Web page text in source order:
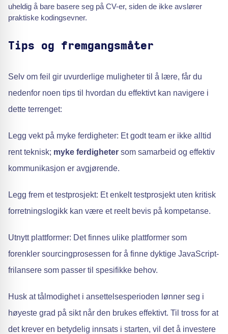
uheldig å bare basere seg på CV-er, siden de ikke avslører
praktiske kodingsevner.
Tips og fremgangsmåter
Selv om feil gir uvurderlige muligheter til å lære, får du
nedenfor noen tips til hvordan du effektivt kan navigere i
dette terrenget:
Legg vekt på myke ferdigheter: Et godt team er ikke alltid
rent teknisk; myke ferdigheter som samarbeid og effektiv
kommunikasjon er avgjørende.
Legg frem et testprosjekt: Et enkelt testprosjekt uten kritisk
forretningslogikk kan være et reelt bevis på kompetanse.
Utnytt plattformer: Det finnes ulike plattformer som
forenkler sourcingprosessen for å finne dyktige JavaScript-
frilansere som passer til spesifikke behov.
Husk at tålmodighet i ansettelsesperioden lønner seg i
høyeste grad på sikt når den brukes effektivt. Til tross for at
det krever en betydelig innsats i starten, vil det å investere